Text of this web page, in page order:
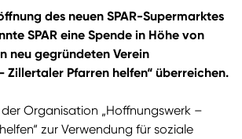
des neuen SPAR-Supermarktes
SPAR eine Spende in Höhe von
neu gegründeten Verein
Zillertaler Pfarren helfen“ überreichen.
Organisation „Hoffnungswerk –
zur Verwendung für soziale